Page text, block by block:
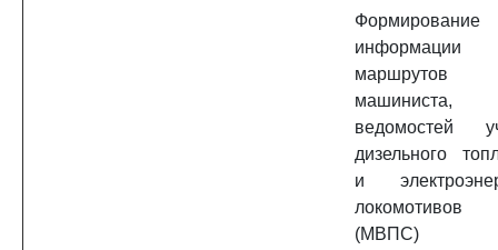
Формирование
маршрутов
машиниста,
ведомостей
дизельного
и
локомотивов
(МВПС)